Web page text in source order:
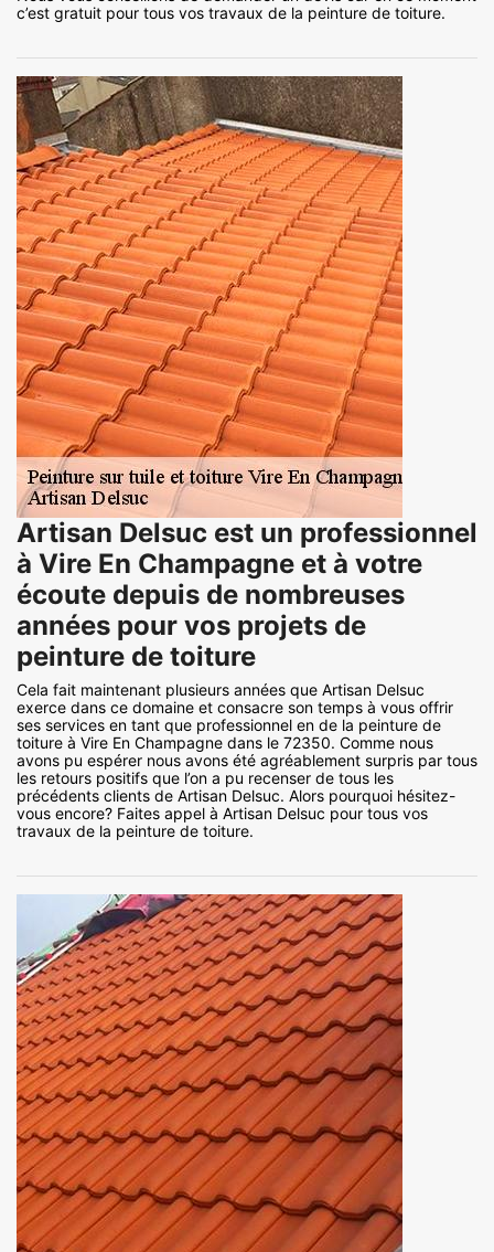
c’est gratuit pour tous vos travaux de la peinture de toiture.
Artisan Delsuc est un professionnel
à Vire En Champagne et à votre
écoute depuis de nombreuses
années pour vos projets de
peinture de toiture
Cela fait maintenant plusieurs années que Artisan Delsuc
exerce dans ce domaine et consacre son temps à vous offrir
ses services en tant que professionnel en de la peinture de
toiture à Vire En Champagne dans le 72350. Comme nous
avons pu espérer nous avons été agréablement surpris par tous
les retours positifs que l’on a pu recenser de tous les
précédents clients de Artisan Delsuc. Alors pourquoi hésitez-
vous encore? Faites appel à Artisan Delsuc pour tous vos
travaux de la peinture de toiture.